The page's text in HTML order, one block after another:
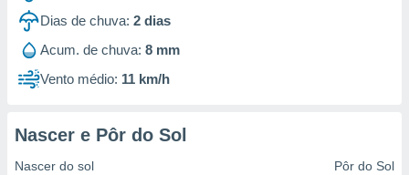
Dias de chuva: 2 dias
Acum. de chuva: 8 mm
Vento médio: 11 km/h
Nascer e Pôr do Sol
Nascer do sol Pôr do Sol